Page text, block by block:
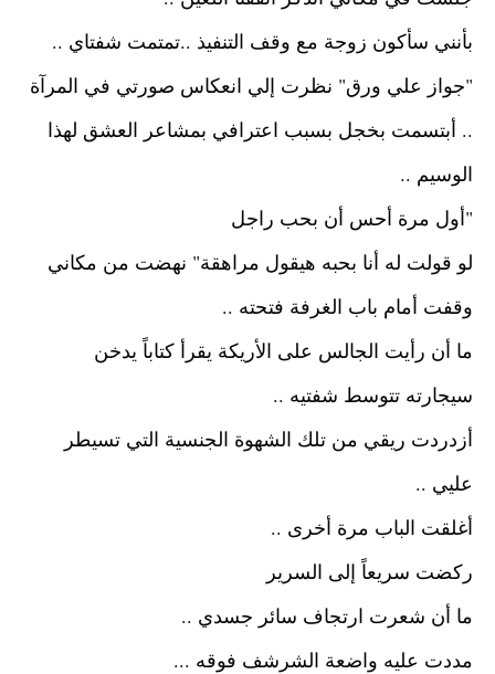
بأنني سأكون زوجة مع وقف التنفيذ ..تمتمت شفتاي ..
"جواز علي ورق" نظرت إلي انعكاس صورتي في المرآة
.. أبتسمت بخجل بسبب اعترافي بمشاعر العشق لهذا
الوسيم ..
"أول مرة أحس أن بحب راجل
لو قولت له أنا بحبه هيقول مراهقة" نهضت من مكاني
وقفت أمام باب الغرفة فتحته ..
ما أن رأيت الجالس على الأريكة يقرأ كتاباً يدخن
سيجارته تتوسط شفتيه ..
أزدردت ريقي من تلك الشهوة الجنسية التي تسيطر
عليي ..
أغلقت الباب مرة أخرى ..
ركضت سريعاً إلى السرير
ما أن شعرت ارتجاف سائر جسدي ..
مددت عليه واضعة الشرشف فوقه ...